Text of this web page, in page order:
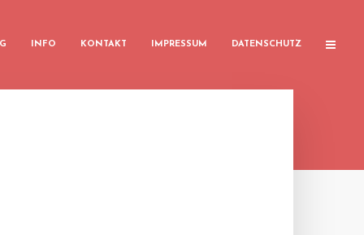
INFO KONTAKT IMPRESSUM DATENSCHUTZ